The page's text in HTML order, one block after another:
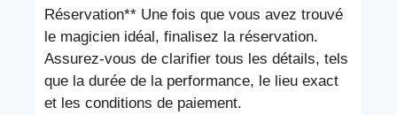
Réservation** Une fois que vous avez trouvé
le magicien idéal, finalisez la réservation.
Assurez-vous de clarifier tous les détails, tels
que la durée de la performance, le lieu exact
et les conditions de paiement.